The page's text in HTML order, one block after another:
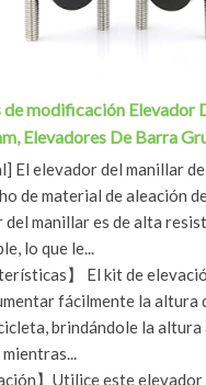
modificación Elevador
Elevadores De Barra
El elevador del manillar
de material de aleación
del manillar es de alta
lo que le...
】 El kit de
fácilmente la altura
brindándole la altura
】Utilice este